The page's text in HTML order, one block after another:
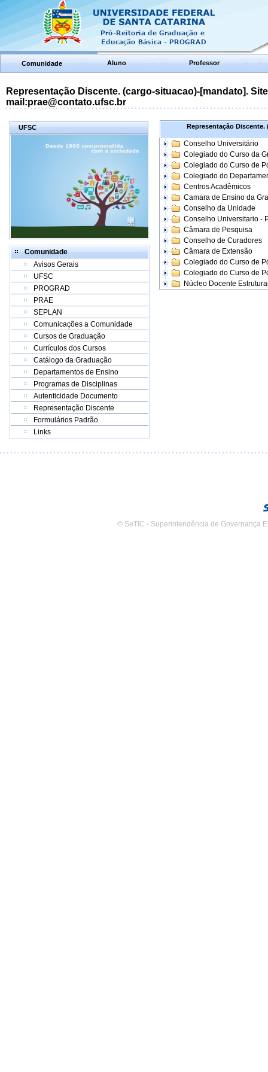
Comunidade Aluno Professor
Representação Discente. (cargo-situacao)-[mandato].
mail:prae@contato.ufsc.br
UFSC
Comunidade
Avisos Gerais
UFSC
PROGRAD
PRAE
SEPLAN
Comunicações a Comunidade
Cursos de Graduação
Currículos dos Cursos
Catálogo da Graduação
Departamentos de Ensino
Programas de Disciplinas
Autenticidade Documento
Representação Discente
Formulários Padrão
Links
Representação Discente.
Conselho Universitário
Colegiado do Curso da
Colegiado do Curso de
Colegiado do
Centros Acadêmicos
Camara de Ensino da
Conselho da Unidade
Conselho Universitario -
Câmara de Pesquisa
Conselho de Curadores
Câmara de Extensão
Colegiado do Curso de
Colegiado do Curso de
Núcleo Docente
© SeTIC - Superintendência de Governança